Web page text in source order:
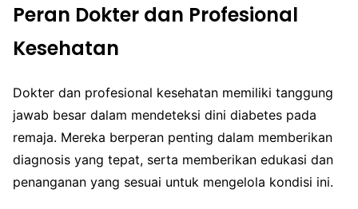
Peran Dokter dan Profesional
Kesehatan
Dokter dan profesional kesehatan memiliki tanggung
jawab besar dalam mendeteksi dini diabetes pada
remaja. Mereka berperan penting dalam memberikan
diagnosis yang tepat, serta memberikan edukasi dan
penanganan yang sesuai untuk mengelola kondisi ini.